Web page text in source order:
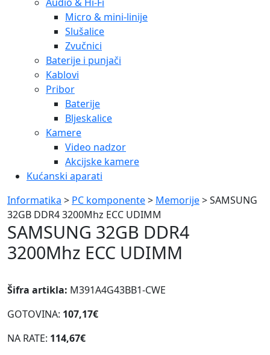
Micro & mini-linije
Slušalice
Zvučnici
Baterije i punjači
Kablovi
Pribor
Baterije
Bljeskalice
Kamere
Video nadzor
Akcijske kamere
Kućanski aparati
Informatika > PC komponente> Memorije> SAMSUNG
32GB DDR4 3200Mhz ECC UDIMM
SAMSUNG 32GB DDR4
3200Mhz ECC UDIMM
Šifra artikla: M391A4G43BB1-CWE
GOTOVINA: 107,17€
NA RATE: 114,67€